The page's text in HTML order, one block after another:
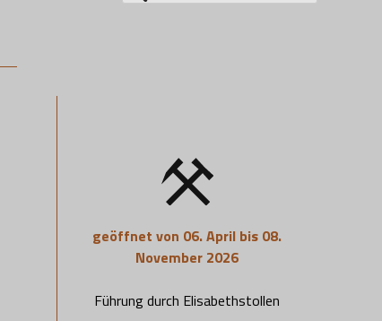
nach:
geöffnet von 06. April bis 08.
November 2026
Führung durch Elisabethstollen